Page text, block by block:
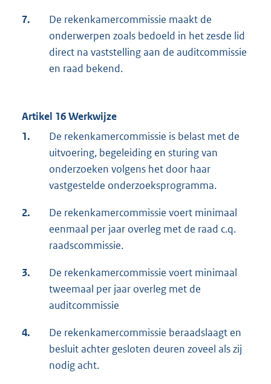
7.
De rekenkamercommissie maakt de
onderwerpen zoals bedoeld in het zesde lid
direct na vaststelling aan de auditcommissie
en raad bekend.
Artikel 16 Werkwijze
1.
De rekenkamercommissie is belast met de
uitvoering, begeleiding en sturing van
onderzoeken volgens het door haar
vastgestelde onderzoeksprogramma.
2.
De rekenkamercommissie voert minimaal
eenmaal per jaar overleg met de raad c.q.
raadscommissie.
3.
De rekenkamercommissie voert minimaal
tweemaal per jaar overleg met de
auditcommissie
4.
De rekenkamercommissie beraadslaagt en
besluit achter gesloten deuren zoveel als zij
nodig acht.